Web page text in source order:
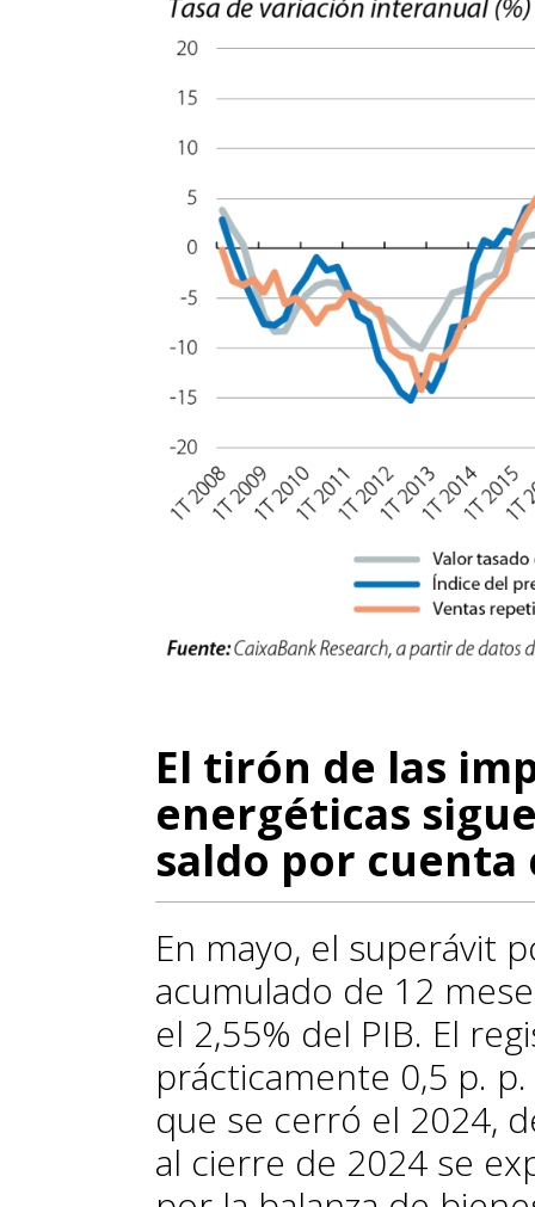
El tirón de las
energéticas
saldo por
En mayo, el superávit
acumulado de 12
el 2,55% del PIB. El
prácticamente 0,5 p.
que se cerró el 2024,
al cierre de 2024 se